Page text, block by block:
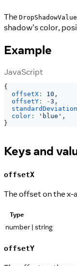
The DropShadowValue
shadow's color,
Example
JavaScript
{
offsetX : 10 ,
offsetY : -3 ,
standardDeviation
color : 'blue' ,
}
Keys and
offsetX
The offset on the x-
Type
number | string
offsetY